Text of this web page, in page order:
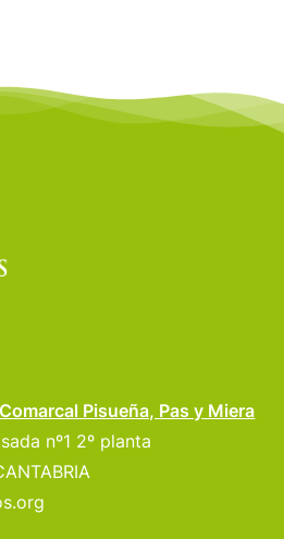
Pisueña, Pas y Miera
nº1 2º planta